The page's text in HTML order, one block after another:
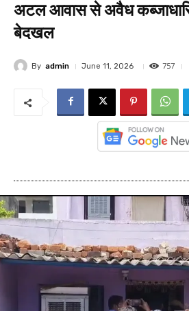
अटल आवास से अवैध
बेदखल
By admin June 11, 2026 757